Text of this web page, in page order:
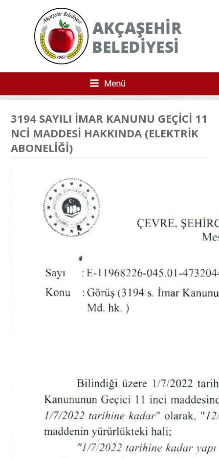
3194 SAYILI İMAR KANUNU GEÇİCİ 11
NCİ MADDESİ HAKKINDA (ELEKTRİK
ABONELİĞİ)